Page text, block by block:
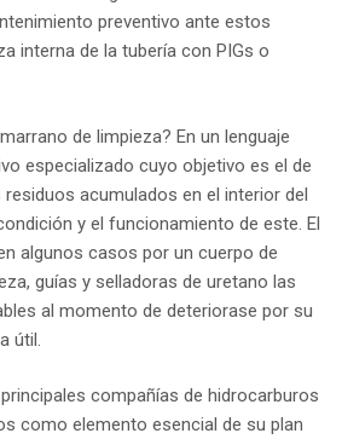
preventivo ante estos
interna de la tubería con PIGs o
de limpieza? En un lenguaje
especializado cuyo objetivo es el de
acumulados en el interior del
y el funcionamiento de este. El
algunos casos por un cuerpo de
guías y selladoras de uretano las
al momento de deteriorase por su
útil.
compañías de hidrocarburos
como elemento esencial de su plan